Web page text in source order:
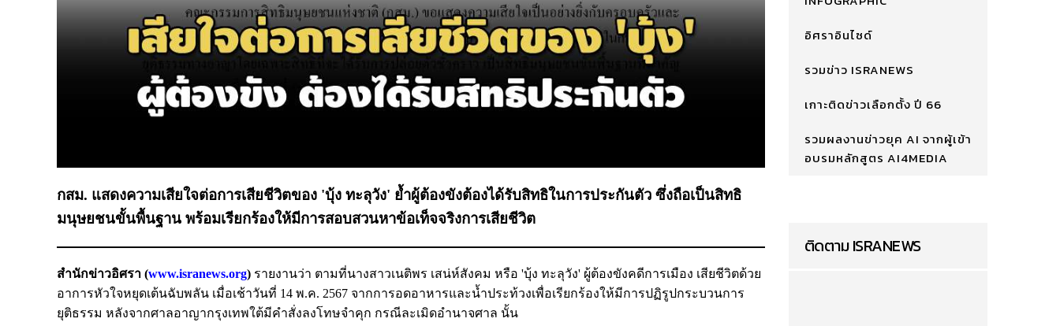
กสม. แสดงความเสียใจต่อการเสียชีวิตของ 'บุ้ง ทะลุวัง' ย้ำผู้ต้องขังต้องได้รับสิทธิในการประกันตัว ซึ่งถือเป็นสิทธิ
มนุษยชนขั้นพื้นฐาน พร้อมเรียกร้องให้มีการสอบสวนหาข้อเท็จจริงการเสียชีวิต
สำนักข่าวอิศรา (www.isranews.org) รายงานว่า ตามที่นางสาวเนติพร เสน่ห์สังคม หรือ 'บุ้ง ทะลุวัง' ผู้ต้องขังคดีการเมือง เสียชีวิตด้วย
อาการหัวใจหยุดเต้นฉับพลัน เมื่อเช้าวันที่ 14 พ.ค. 2567 จากการอดอาหารและน้ำประท้วงเพื่อเรียกร้องให้มีการปฏิรูปกระบวนการ
ยุติธรรม หลังจากศาลอาญากรุงเทพใต้มีคำสั่งลงโทษจำคุก กรณีละเมิดอำนาจศาล นั้น
อิศราอินไซด์
รวมข่าว ISRANEWS
เกาะติดข่าวเลือกตั้ง ปี 66
รวมผลงานข่าวยุค AI จากผู้เข้า
อบรมหลักสูตร AI4MEDIA
ติดตาม ISRANEWS